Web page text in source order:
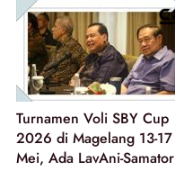
Turnamen Voli SBY Cup
2026 di Magelang 13-17
Mei, Ada LavAni-Samator